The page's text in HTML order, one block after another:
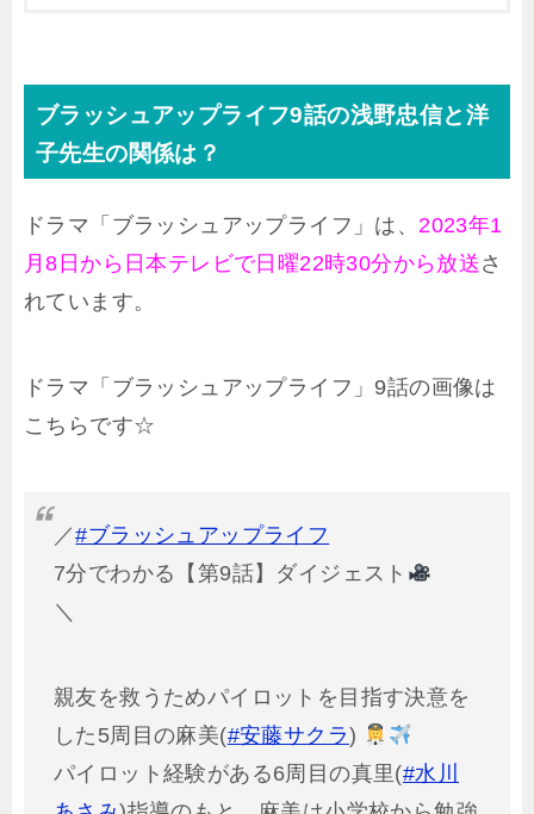
ブラッシュアップライフ9話の浅野忠信と洋
子先生の関係は？
ドラマ「ブラッシュアップライフ」は、 2023年1
月8日から日本テレビで日曜22時30分から放送さ
れています。
ドラマ「ブラッシュアップライフ」9話の画像は
こちらです☆
／#ブラッシュアップライフ
7分でわかる【第9話】ダイジェスト
＼
親友を救うためパイロットを目指す決意を
した5周目の麻美(#安藤サクラ)
パイロット経験がある6周目の真里(#水川